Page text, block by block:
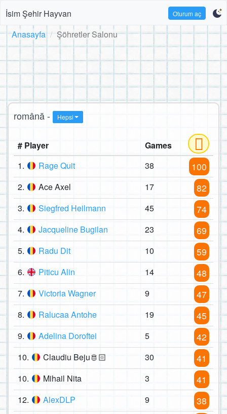
İsim Şehir Hayvan Oturum aç
Anasayfa Şöhretler Salonu
română - Hepsi
# Player
Games
1.
Rage Quit 38 100
2. Ace Axel 17 82
3. Siegfred Heilmann 45 74
4. Jacqueline Bugilan 23 69
5. Radu Dit 10 59
6. Piticu Alin 14 48
7. Victoria Wagner 9 47
8. Ralucaa Antohe 19 45
9. Adelina Doroftei 5 42
10. Claudiu Beju🫅🏻 30 41
10. Mihail Nita 3 41
12. AlexDLP 9 38